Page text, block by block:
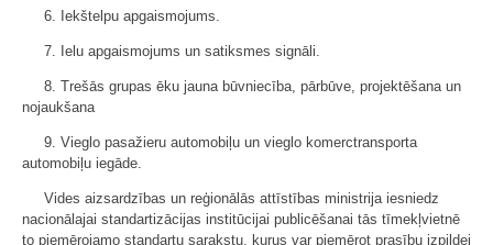
6. Iekštelpu apgaismojums.
7. Ielu apgaismojums un satiksmes signāli.
8. Trešās grupas ēku jauna būvniecība, pārbūve, projektēšana un
nojaukšana
9. Vieglo pasažieru automobiļu un vieglo komerctransporta
automobiļu iegāde.
Vides aizsardzības un reģionālās attīstības ministrija iesniedz
nacionālajai standartizācijas institūcijai publicēšanai tās tīmekļvietnē
to piemērojamo standartu sarakstu, kurus var piemērot prasību izpildei